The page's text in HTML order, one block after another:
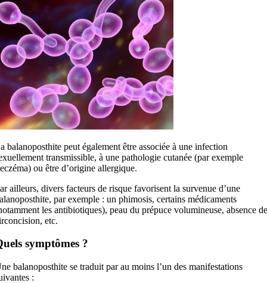
balanoposthite peut également être associée à une infection
transmissible, à une pathologie cutanée (par exemple
ou être d’origine allergique.
ailleurs, divers facteurs de risque favorisent la survenue d’une
par exemple : un phimosis, certains médicaments
les antibiotiques), peau du prépuce volumineuse, absence de
etc.
symptômes ?
balanoposthite se traduit par au moins l’un des manifestations
: